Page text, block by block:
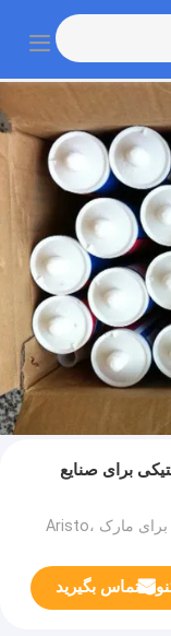
برای صنایع
MOQ：6000 پیکسل برای مارک Aristo،
تماس بگیرید